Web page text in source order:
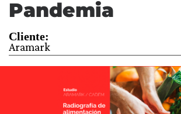
Pandemia
Cliente:
Aramark